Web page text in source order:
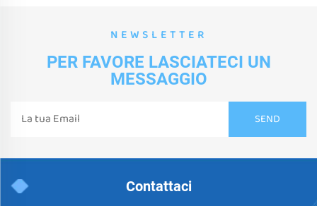
NEWSLETTER
PER FAVORE LASCIATECI UN
MESSAGGIO
Contattaci